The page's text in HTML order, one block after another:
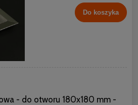
Do koszyka
- do otworu 180x180 mm -